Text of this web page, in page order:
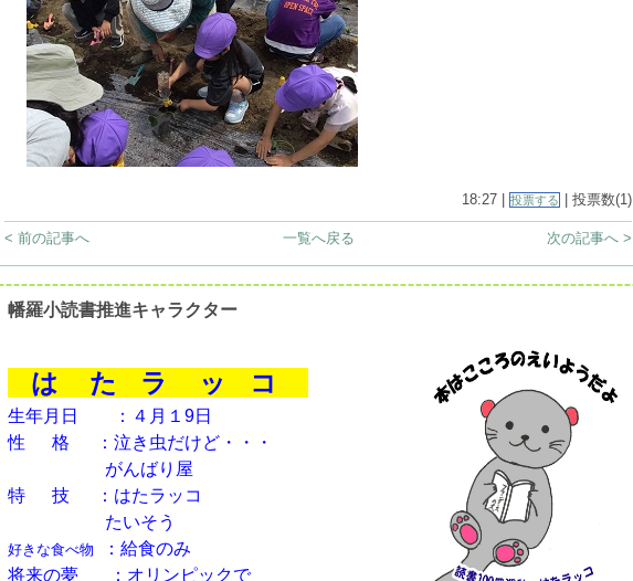
18:27 | 投票する | 投票数(1)
< 前の記事へ 次の記事へ >
一覧へ戻る
幡羅小読書推進キャラクター
は た ラ ッ コ
生年月日 ：４月１9日
性 格 ：泣き虫だけど・・・
がんばり屋
特 技 ：はたラッコ
たいそう
好きな食べ物
：給食のみ
将来の夢
：オリンピックで